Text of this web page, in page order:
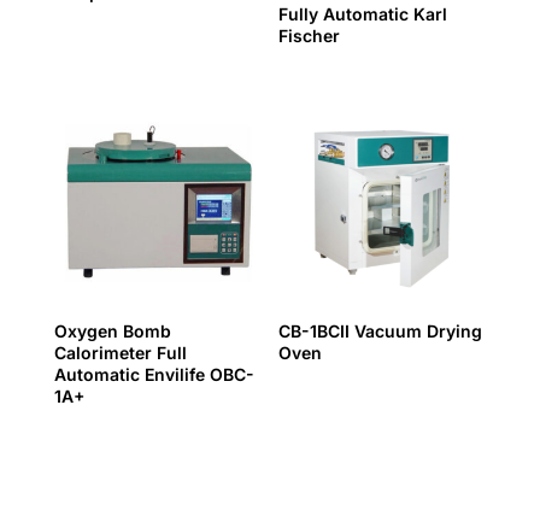
Fully Automatic Karl
Fischer
Oxygen Bomb
Calorimeter Full
Automatic Envilife OBC-
1A+
CB-1BCII Vacuum Drying
Oven